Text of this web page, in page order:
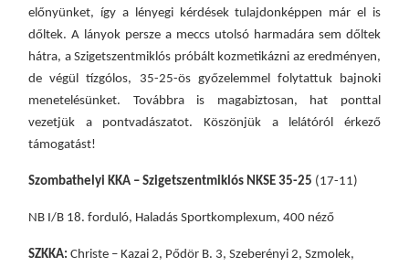
előnyünket, így a lényegi kérdések tulajdonképpen már el is
dőltek. A lányok persze a meccs utolsó harmadára sem dőltek
hátra, a Szigetszentmiklós próbált kozmetikázni az eredményen,
de végül tízgólos, 35-25-ös győzelemmel folytattuk bajnoki
menetelésünket. Továbbra is magabiztosan, hat ponttal
vezetjük a pontvadászatot. Köszönjük a lelátóról érkező
támogatást!
Szombathelyi KKA – Szigetszentmiklós NKSE 35-25 (17-11)
NB I/B 18. forduló, Haladás Sportkomplexum, 400 néző
SZKKA: Christe – Kazai 2, Pődör B. 3, Szeberényi 2, Szmolek,